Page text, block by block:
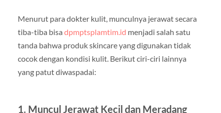
Menurut para dokter kulit, munculnya jerawat secara
tiba-tiba bisa dpmptsplamtim.id menjadi salah satu
tanda bahwa produk skincare yang digunakan tidak
cocok dengan kondisi kulit. Berikut ciri-ciri lainnya
yang patut diwaspadai:
1. Muncul Jerawat Kecil dan Meradang